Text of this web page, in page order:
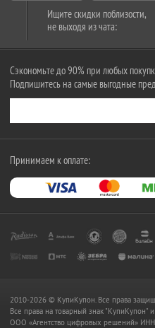
Ищите скидки поблизости,
не выходя из чата:
Сэкономьте до 90% при любых
Подпишитесь на самые выгодные
Принимаем к оплате:
2010-2026 © КупиКупон. Все права
Все права на товарный знак "КупиКупон"
OOO «Агентство цифровых решений»